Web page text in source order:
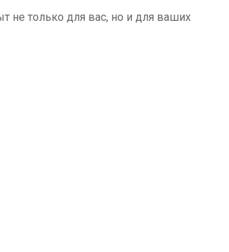
не только для вас, но и для ваших